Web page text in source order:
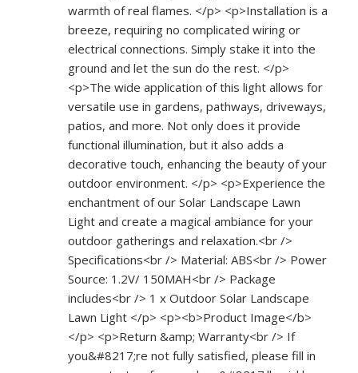
warmth of real flames. </p> <p>Installation is a
breeze, requiring no complicated wiring or
electrical connections. Simply stake it into the
ground and let the sun do the rest. </p>
<p>The wide application of this light allows for
versatile use in gardens, pathways, driveways,
patios, and more. Not only does it provide
functional illumination, but it also adds a
decorative touch, enhancing the beauty of your
outdoor environment. </p> <p>Experience the
enchantment of our Solar Landscape Lawn
Light and create a magical ambiance for your
outdoor gatherings and relaxation.<br />
Specifications<br /> Material: ABS<br /> Power
Source: 1.2V/ 150MAH<br /> Package
includes<br /> 1 x Outdoor Solar Landscape
Lawn Light </p> <p><b>Product Image</b>
</p> <p>Return &amp; Warranty<br /> If
you&#8217;re not fully satisfied, please fill in